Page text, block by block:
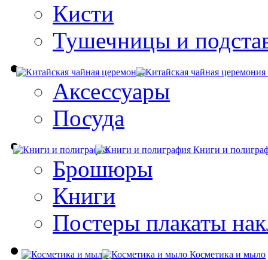
Кисти
Тушечницы и
Аксессуары
Посуда
Книги и
Брошюры
Книги
Постеры плакаты
Косметика и мыло